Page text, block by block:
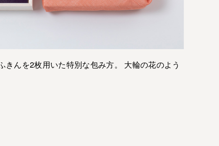
きんを2枚用いた特別な包み方。 大輪の花のよう